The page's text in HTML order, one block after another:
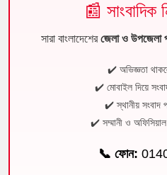
📰 সাংবাদিক
সারা বাংলাদেশেরজেলা ও উপজেলা
✔️ অভিজ্ঞতা
✔️ মোবাইল দিয়ে
✔️ স্থানীয় সংবাদ
✔️ সম্মানী ও
📞 ফোন: